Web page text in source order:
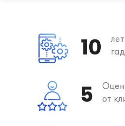
10
5
от